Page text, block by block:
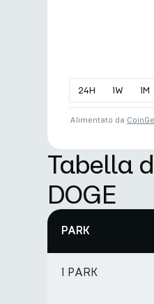
24H 1W 1M
Alimentato da
Tabella
DOGE
PARK
1 PARK